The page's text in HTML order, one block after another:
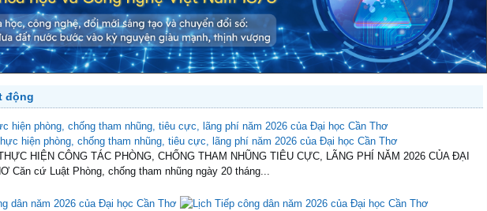
động
hiện phòng, chống tham nhũng, tiêu cực, lãng phí năm 2026 của Đại học Cần Thơ
HIỆN CÔNG TÁC PHÒNG, CHỐNG THAM NHŨNG TIÊU CỰC, LÃNG PHÍ NĂM 2026 CỦA ĐẠI
Căn cứ Luật Phòng, chống tham nhũng ngày 20 tháng...
dân năm 2026 của Đại học Cần Thơ